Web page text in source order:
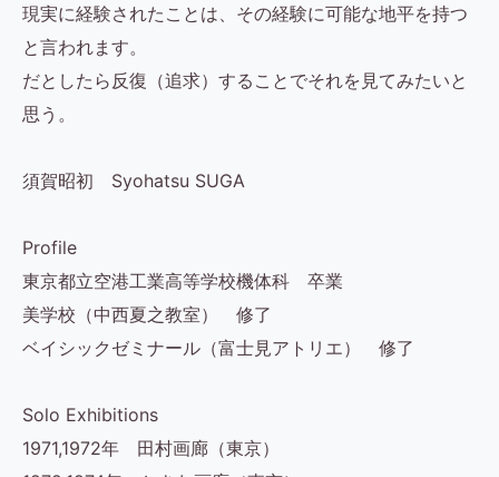
現実に経験されたことは、その経験に可能な地平を持つ
と言われます。
だとしたら反復（追求）することでそれを見てみたいと
思う。
須賀昭初 Syohatsu SUGA
Profile
東京都立空港工業高等学校機体科 卒業
美学校（中西夏之教室） 修了
ベイシックゼミナール（富士見アトリエ） 修了
Solo Exhibitions
1971,1972年 田村画廊（東京）